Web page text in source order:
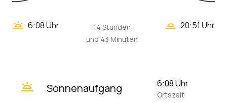
wb_twilight 6:08 Uhr
14 Stunden
und 43 Minuten
wb_twilight_2 20:51 Uhr
wb_twilight Sonnenaufgang 6:08 Uhr
Ortszeit